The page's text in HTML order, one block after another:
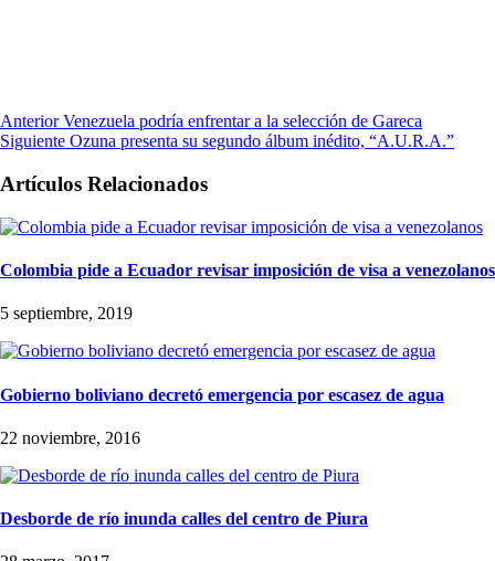
Anterior Venezuela podría enfrentar a la selección de Gareca
Siguiente Ozuna presenta su segundo álbum inédito, “A.U.R.A.”
Artículos Relacionados
Colombia pide a Ecuador revisar imposición de visa a venezolanos
5 septiembre, 2019
Gobierno boliviano decretó emergencia por escasez de agua
22 noviembre, 2016
Desborde de río inunda calles del centro de Piura